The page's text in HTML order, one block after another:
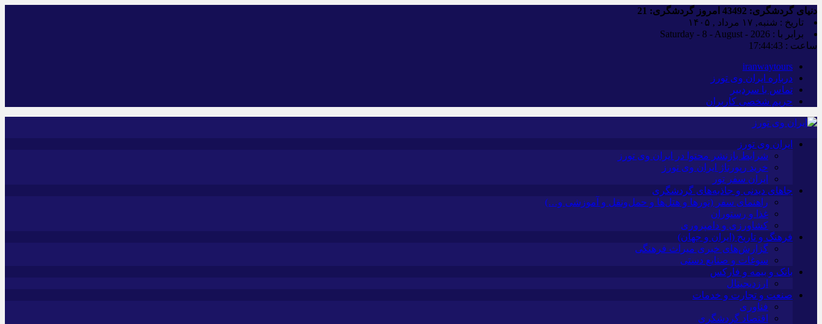
دنیای گردشگری: امروز گردشگری:
تاریخ : شنبه, ۱۷ مرداد , ۱۴۰۵
برابر با : Saturday - 8 - August - 2026
ساعت : 17:44:44
iranwaytours
درباره ایران وی تورز
تماس با سردبیر
حریم شخصی کاربران
ایران وی تورز
شرایط بازنشر محتوا در ایران وی تورز
خرید رپورتاژ ایران وی تورز
ایران سفر تور
جاهای دیدنی و جاذبه‌های گردشگری
راهنمای سفر (تورها و هتل‌ها و حمل‌و‌نقل و آموزشی و…)
غذا و رستوران
کشاورزی و دامپروری
فرهنگ و تاریخ (ایران و جهان)
گزارش‌های خبری میراث فرهنگی
سوغات و صنایع دستی
بانک و بیمه و فارکس
ارزدیجیتال
صنعت و تجارت و خدمات
فناوری
اقتصاد گردشگری